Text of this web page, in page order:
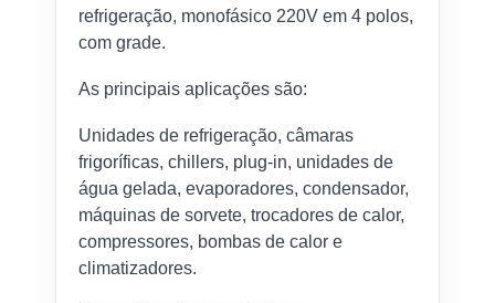
refrigeração, monofásico 220V em 4 polos,
com grade.
As principais aplicações são:
Unidades de refrigeração, câmaras
frigoríficas, chillers, plug-in, unidades de
água gelada, evaporadores, condensador,
máquinas de sorvete, trocadores de calor,
compressores, bombas de calor e
climatizadores.